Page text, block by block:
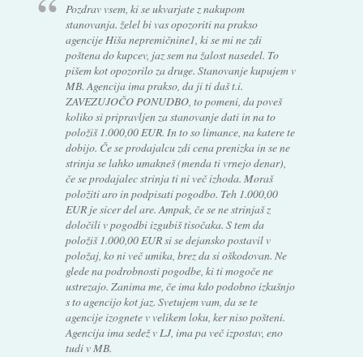
Pozdrav vsem, ki se ukvarjate z nakupom
stanovanja. želel bi vas opozoriti na prakso
agencije Hiša nepremičnine1, ki se mi ne zdi
poštena do kupcev, jaz sem na žalost nasedel. To
pišem kot opozorilo za druge. Stanovanje kupujem v
MB. Agencija ima prakso, da ji ti daš t.i.
ZAVEZUJOČO PONUDBO, to pomeni, da poveš
koliko si pripravljen za stanovanje dati in na to
položiš 1.000,00 EUR. In to so limance, na katere te
dobijo. Če se prodajalcu zdi cena prenizka in se ne
strinja se lahko umakneš (menda ti vrnejo denar),
če se prodajalec strinja ti ni več izhoda. Moraš
položiti aro in podpisati pogodbo. Teh 1.000,00
EUR je sicer del are. Ampak, če se ne strinjaš z
določili v pogodbi izgubiš tisočaka. S tem da
položiš 1.000,00 EUR si se dejansko postavil v
položaj, ko ni več umika, brez da si oškodovan. Ne
glede na podrobnosti pogodbe, ki ti mogoče ne
ustrezajo. Zanima me, če ima kdo podobno izkušnjo
s to agencijo kot jaz. Svetujem vam, da se te
agencije izognete v velikem loku, ker niso pošteni.
Agencija ima sedež v LJ, ima pa več izpostav, eno
tudi v MB.